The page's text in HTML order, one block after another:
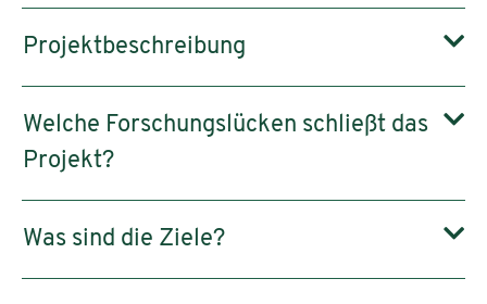
Projektbeschreibung
Welche Forschungslücken schließt das
Projekt?
Was sind die Ziele?